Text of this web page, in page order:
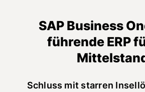
SAP Business
führende ERP
Schluss mit starren